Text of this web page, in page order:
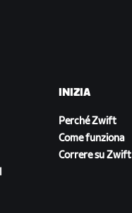
INIZIA
Perché Zwift
Come funziona
Correre su Zwift